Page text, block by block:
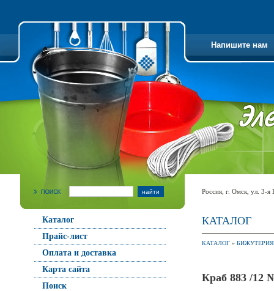
Напишите нам
Россия, г. Омск, ул. 3-я
Каталог
Прайс-лист
Оплата и доставка
Карта сайта
Поиск
КАТАЛОГ
КАТАЛОГ » БИЖУТЕРИЯ
Краб 883 /12